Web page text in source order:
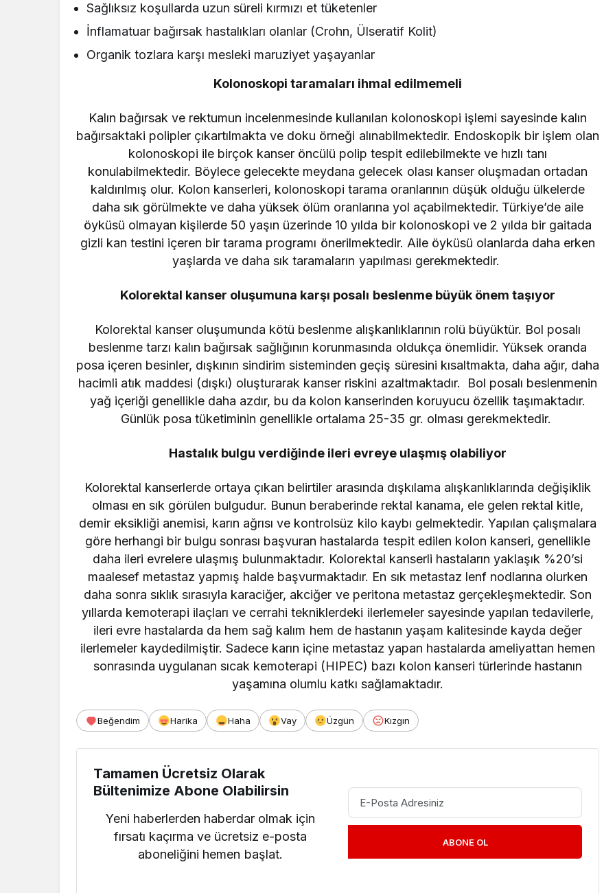
Sağlıksız koşullarda uzun süreli kırmızı et tüketenler
İnflamatuar bağırsak hastalıkları olanlar (Crohn, Ülseratif Kolit)
Organik tozlara karşı mesleki maruziyet yaşayanlar
Kolonoskopi taramaları ihmal edilmemeli
Kalın bağırsak ve rektumun incelenmesinde kullanılan kolonoskopi işlemi sayesinde kalın
bağırsaktaki polipler çıkartılmakta ve doku örneği alınabilmektedir. Endoskopik bir işlem olan
kolonoskopi ile birçok kanser öncülü polip tespit edilebilmekte ve hızlı tanı
konulabilmektedir. Böylece gelecekte meydana gelecek olası kanser oluşmadan ortadan
kaldırılmış olur. Kolon kanserleri, kolonoskopi tarama oranlarının düşük olduğu ülkelerde
daha sık görülmekte ve daha yüksek ölüm oranlarına yol açabilmektedir. Türkiye’de aile
öyküsü olmayan kişilerde 50 yaşın üzerinde 10 yılda bir kolonoskopi ve 2 yılda bir gaitada
gizli kan testini içeren bir tarama programı önerilmektedir. Aile öyküsü olanlarda daha erken
yaşlarda ve daha sık taramaların yapılması gerekmektedir.
Kolorektal kanser oluşumuna karşı posalı beslenme büyük önem taşıyor
Kolorektal kanser oluşumunda kötü beslenme alışkanlıklarının rolü büyüktür. Bol posalı
beslenme tarzı kalın bağırsak sağlığının korunmasında oldukça önemlidir. Yüksek oranda
posa içeren besinler, dışkının sindirim sisteminden geçiş süresini kısaltmakta, daha ağır, daha
hacimli atık maddesi (dışkı) oluşturarak kanser riskini azaltmaktadır. Bol posalı beslenmenin
yağ içeriği genellikle daha azdır, bu da kolon kanserinden koruyucu özellik taşımaktadır.
Günlük posa tüketiminin genellikle ortalama 25-35 gr. olması gerekmektedir.
Hastalık bulgu verdiğinde ileri evreye ulaşmış olabiliyor
Kolorektal kanserlerde ortaya çıkan belirtiler arasında dışkılama alışkanlıklarında değişiklik
olması en sık görülen bulgudur. Bunun beraberinde rektal kanama, ele gelen rektal kitle,
demir eksikliği anemisi, karın ağrısı ve kontrolsüz kilo kaybı gelmektedir. Yapılan çalışmalara
göre herhangi bir bulgu sonrası başvuran hastalarda tespit edilen kolon kanseri, genellikle
daha ileri evrelere ulaşmış bulunmaktadır. Kolorektal kanserli hastaların yaklaşık %20’si
maalesef metastaz yapmış halde başvurmaktadır. En sık metastaz lenf nodlarına olurken
daha sonra sıklık sırasıyla karaciğer, akciğer ve peritona metastaz gerçekleşmektedir. Son
yıllarda kemoterapi ilaçları ve cerrahi tekniklerdeki ilerlemeler sayesinde yapılan tedavilerle,
ileri evre hastalarda da hem sağ kalım hem de hastanın yaşam kalitesinde kayda değer
ilerlemeler kaydedilmiştir. Sadece karın içine metastaz yapan hastalarda ameliyattan hemen
sonrasında uygulanan sıcak kemoterapi (HIPEC) bazı kolon kanseri türlerinde hastanın
yaşamına olumlu katkı sağlamaktadır.
Beğendim Harika Haha Vay Üzgün Kızgın
Tamamen Ücretsiz Olarak
Bültenimize Abone Olabilirsin
Yeni haberlerden haberdar olmak için
fırsatı kaçırma ve ücretsiz e-posta
aboneliğini hemen başlat.
ABONE OL